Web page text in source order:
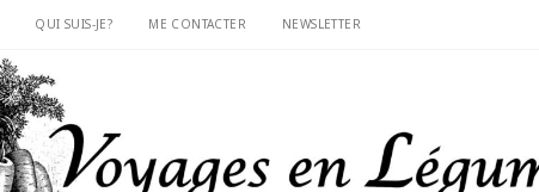
QUI SUIS-JE? ME CONTACTER NEWSLETTER